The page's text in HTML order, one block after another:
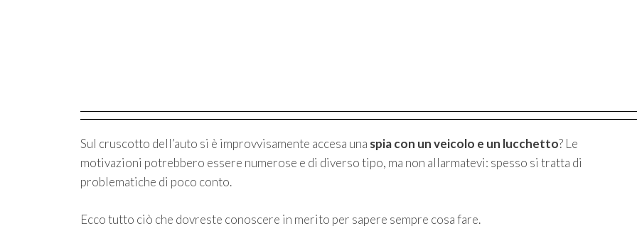
Sul cruscotto dell’auto si è improvvisamente accesa una spia con un veicolo e un lucchetto? Le
motivazioni potrebbero essere numerose e di diverso tipo, ma non allarmatevi: spesso si tratta di
problematiche di poco conto.
Ecco tutto ciò che dovreste conoscere in merito per sapere sempre cosa fare.